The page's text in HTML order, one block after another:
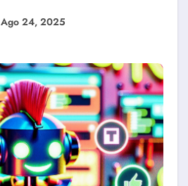
Ago 24, 2025